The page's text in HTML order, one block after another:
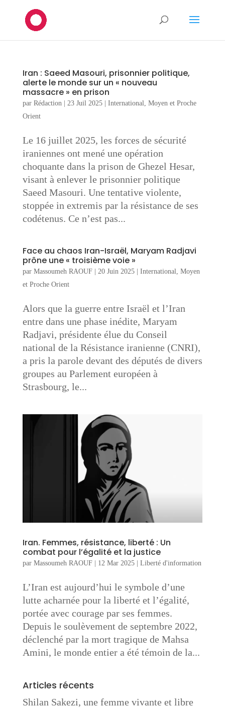
Iran : Saeed Masouri, prisonnier politique,
alerte le monde sur un « nouveau
massacre » en prison
par Rédaction| 23 Juil 2025| International, Moyen et Proche
Orient
Le 16 juillet 2025, les forces de sécurité
iraniennes ont mené une opération
choquante dans la prison de Ghezel Hesar,
visant à enlever le prisonnier politique
Saeed Masouri. Une tentative violente,
stoppée in extremis par la résistance de ses
codétenus. Ce n’est pas...
Face au chaos Iran-Israël, Maryam Radjavi
prône une « troisième voie »
par Massoumeh RAOUF| 20 Juin 2025| International, Moyen
et Proche Orient
Alors que la guerre entre Israël et l’Iran
entre dans une phase inédite, Maryam
Radjavi, présidente élue du Conseil
national de la Résistance iranienne (CNRI),
a pris la parole devant des députés de divers
groupes au Parlement européen à
Strasbourg, le...
Iran. Femmes, résistance, liberté : Un
combat pour l’égalité et la justice
par Massoumeh RAOUF| 12 Mar 2025| Liberté d'information
L’Iran est aujourd’hui le symbole d’une
lutte acharnée pour la liberté et l’égalité,
portée avec courage par ses femmes.
Depuis le soulèvement de septembre 2022,
déclenché par la mort tragique de Mahsa
Amini, le monde entier a été témoin de la...
Articles récents
Shilan Sakezi, une femme vivante et libre